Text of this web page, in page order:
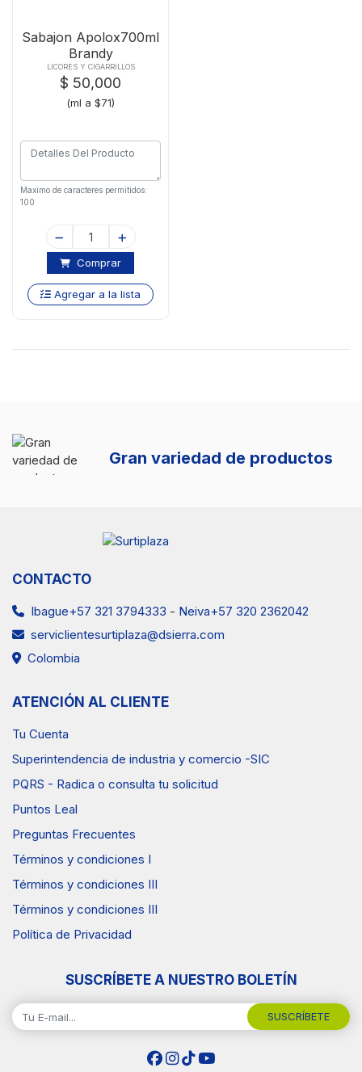
Sabajon Apolox700ml
Brandy
LICORES Y CIGARRILLOS
$ 50,000
(ml a $71)
Maximo de caracteres permitidos:
100
Comprar
Agregar a la lista
Gran variedad de productos
CONTACTO
Ibague+57 321 3794333 - Neiva+57 320 2362042
serviclientesurtiplaza@dsierra.com
Colombia
ATENCIÓN AL CLIENTE
Tu Cuenta
Superintendencia de industria y comercio -SIC
PQRS - Radica o consulta tu solicitud
Puntos Leal
Preguntas Frecuentes
Términos y condiciones I
Términos y condiciones III
Términos y condiciones III
Política de Privacidad
SUSCRÍBETE A NUESTRO BOLETÍN
SUSCRÍBETE